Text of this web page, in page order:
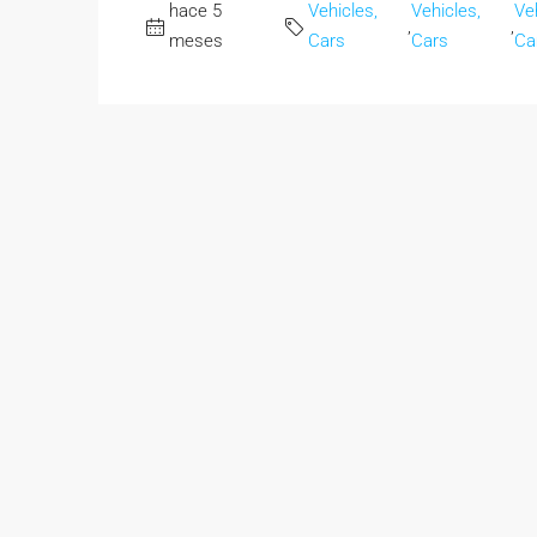
hace 5
meses
Vehicles,
Cars
Vehicles,
Cars